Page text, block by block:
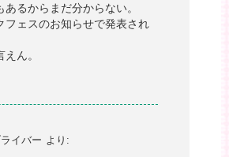
あるからまだ分からない。
フェスのお知らせで発表され
ん。
イバー より: